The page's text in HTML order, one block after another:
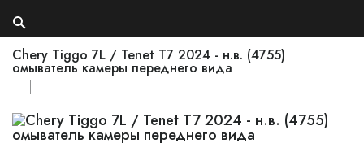
Chery Tiggo 7L / Tenet T7 2024 - н.в. (4755)
омыватель камеры переднего вида